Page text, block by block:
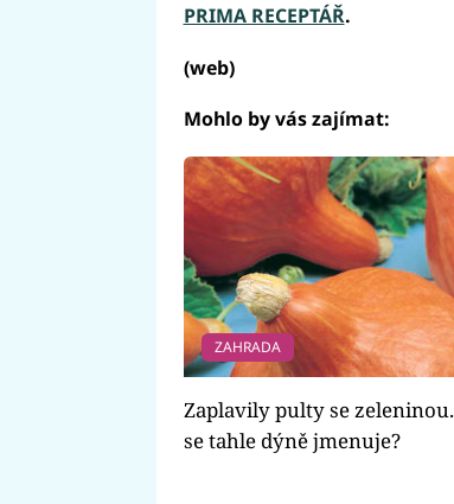
PRIMA RECEPTÁŘ.
(web)
Mohlo by vás zajímat:
ZAHRADA
Zaplavily pulty se
se tahle dýně jmenuje?